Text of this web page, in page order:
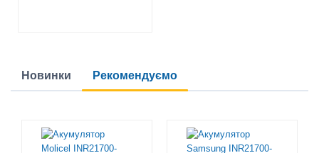
Новинки Рекомендуємо